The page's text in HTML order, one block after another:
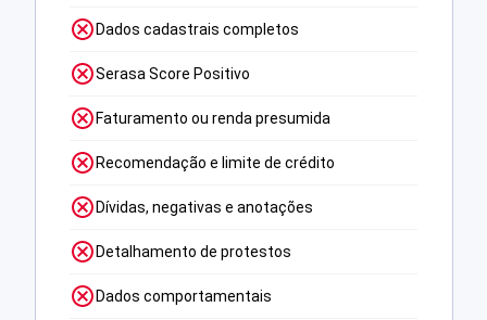
Dados cadastrais completos
Serasa Score Positivo
Faturamento ou renda presumida
Recomendação e limite de crédito
Dívidas, negativas e anotações
Detalhamento de protestos
Dados comportamentais